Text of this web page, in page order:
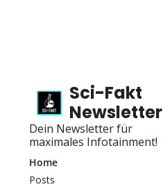
Sci-Fakt
Newsletter
Dein Newsletter für
maximales Infotainment!
Home
Posts